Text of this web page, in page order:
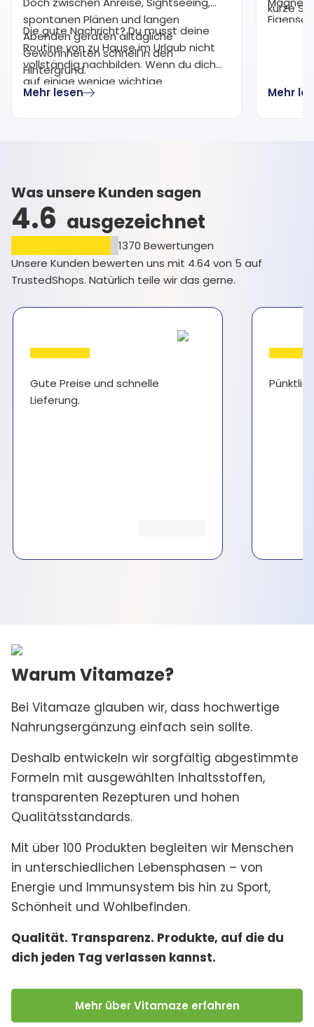
spontanen Plänen und langen
Abenden geraten alltägliche
Gewohnheiten schnell in den
Hintergrund.
Die gute Nachricht? Du musst deine
Routine von zu Hause im Urlaub nicht
vollständig nachbilden. Wenn du dich
auf einige wenige wichtige
Gewohnheiten konzentrierst, kannst du
Mehr lesen
kurze
von
Mehr
Was unsere Kunden sagen
4.6 ausgezeichnet
1370 Bewertungen
Unsere Kunden bewerten uns mit 4.64 von 5 auf
TrustedShops. Natürlich teile wir das gerne.
Gute Preise und schnelle
Lieferung.
Warum Vitamaze?
Bei Vitamaze glauben wir, dass hochwertige
Nahrungsergänzung einfach sein sollte.
Deshalb entwickeln wir sorgfältig abgestimmte
Formeln mit ausgewählten Inhaltsstoffen,
transparenten Rezepturen und hohen
Qualitätsstandards.
Mit über 100 Produkten begleiten wir Menschen
in unterschiedlichen Lebensphasen – von
Energie und Immunsystem bis hin zu Sport,
Schönheit und Wohlbefinden.
Qualität. Transparenz. Produkte, auf die du
dich jeden Tag verlassen kannst.
Mehr über Vitamaze erfahren